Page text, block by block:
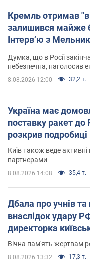
Кремль отримав
залишився майже
Інтерв’ю з
Думка, що в Росії
небезпечна, наголосив
8.08.2026 12:00 32,2 т.
Україна має
поставку ракет
розкрив подробиці
Київ також веде
партнерами
8.08.2026 14:08 35,4 т.
Дбала про учнів та
внаслідок удару
директорка
Вічна пам'ять жертвам
8.08.2026 13:32 17,3 т.